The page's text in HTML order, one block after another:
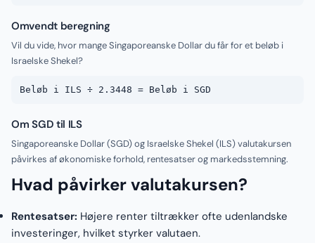
Omvendt beregning
Vil du vide, hvor mange Singaporeanske Dollar du får for et beløb i
Israelske Shekel?
Beløb i ILS ÷ 2.3448 = Beløb i SGD
Om SGD til ILS
Singaporeanske Dollar (SGD) og Israelske Shekel (ILS) valutakursen
påvirkes af økonomiske forhold, rentesatser og markedsstemning.
Hvad påvirker valutakursen?
Rentesatser: Højere renter tiltrækker ofte udenlandske
investeringer, hvilket styrker valutaen.